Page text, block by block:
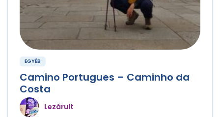
EGYÉB
Camino Portugues – Caminho da
Costa
Lezárult